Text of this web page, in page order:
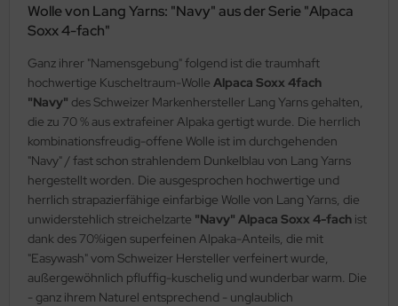
Wolle von Lang Yarns: "Navy" aus der Serie "Alpaca
Soxx 4-fach"
Ganz ihrer "Namensgebung" folgend ist die traumhaft
hochwertige Kuscheltraum-Wolle Alpaca Soxx 4fach
"Navy" des Schweizer Markenhersteller Lang Yarns gehalten,
die zu 70 % aus extrafeiner Alpaka gertigt wurde. Die herrlich
kombinationsfreudig-offene Wolle ist im durchgehenden
"Navy" / fast schon strahlendem Dunkelblau von Lang Yarns
hergestellt worden. Die ausgesprochen hochwertige und
herrlich strapazierfähige einfarbige Wolle von Lang Yarns, die
unwiderstehlich streichelzarte "Navy" Alpaca Soxx 4-fach ist
dank des 70%igen superfeinen Alpaka-Anteils, die mit
"Easywash" vom Schweizer Hersteller verfeinert wurde,
außergewöhnlich pfluffig-kuschelig und wunderbar warm. Die
- ganz ihrem Naturel entsprechend - unglaublich